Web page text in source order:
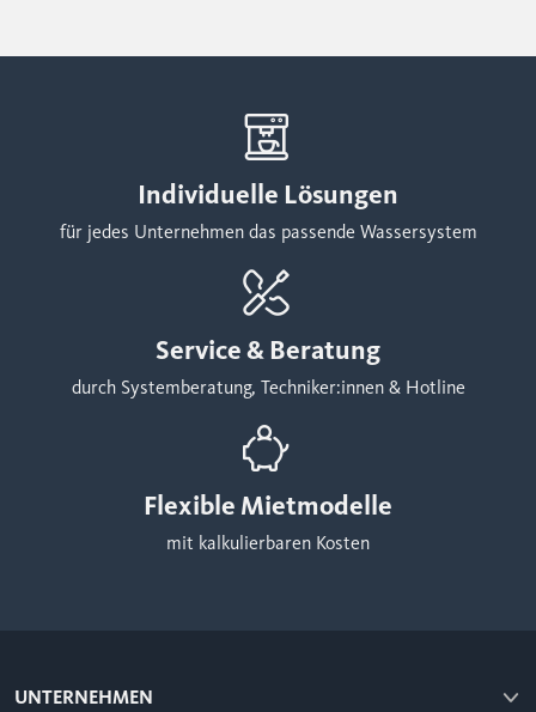
Individuelle Lösungen
für jedes Unternehmen das passende Wassersystem
Service & Beratung
durch Systemberatung, Techniker:innen & Hotline
Flexible Mietmodelle
mit kalkulierbaren Kosten
UNTERNEHMEN